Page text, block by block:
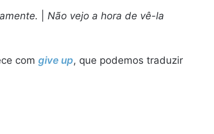
Não vejo a hora de vê-la
com give up, que podemos traduzir